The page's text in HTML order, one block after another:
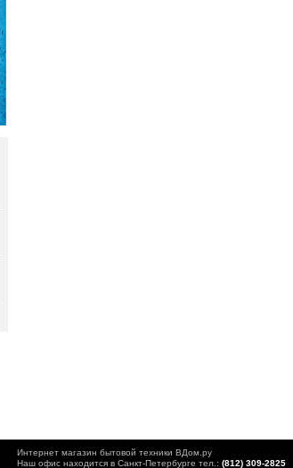
Интернет магазин бытовой техники ВДом.ру
Наш офис находится в Санкт-Петербурге тел.: (812) 309-2825